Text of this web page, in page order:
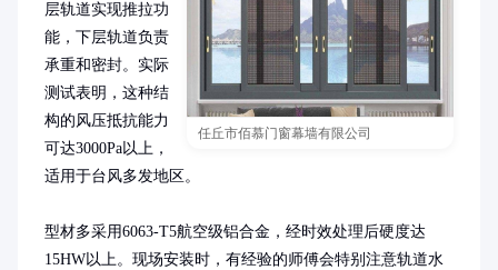
任丘市佰慕门窗幕墙有限公司
层轨道实现推拉功
能，下层轨道负责
承重和密封。实际
测试表明，这种结
构的风压抵抗能力
可达3000Pa以上，
适用于台风多发地区。
型材多采用6063-T5航空级铝合金，经时效处理后硬度达
15HW以上。现场安装时，有经验的师傅会特别注意轨道水